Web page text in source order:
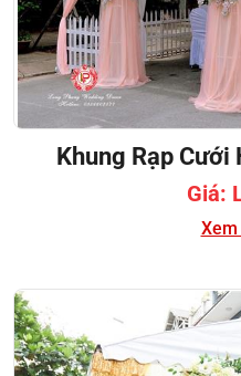
Khung Rạp
Giá: